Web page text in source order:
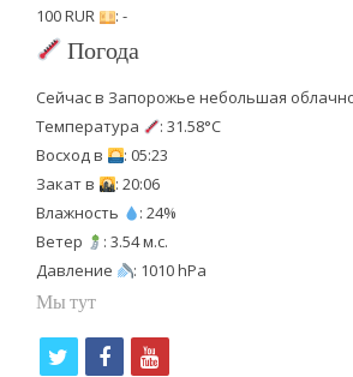
100 RUR
: -
Погода
Сейчас в Запорожье небольшая
Температура
: 31.58°C
Восход в
: 05:23
Закат в
: 20:06
Влажность
: 24%
Ветер
: 3.54 м.с.
Давление
: 1010 hPa
Мы тут
f
y